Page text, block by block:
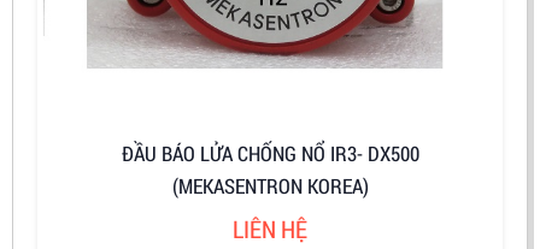
ĐẦU BÁO LỬA CHỐNG NỔ IR3- DX500
(MEKASENTRON KOREA)
LIÊN HỆ